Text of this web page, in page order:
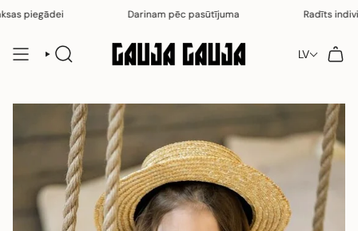
Pārietpiegādei Darinam pēc pasūtījuma Radīts
MEKLĒT LV